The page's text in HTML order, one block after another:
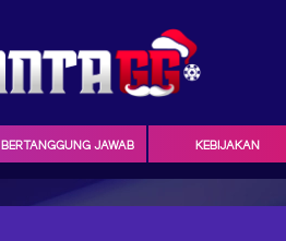
BERTANGGUNG JAWAB KEBIJAKAN